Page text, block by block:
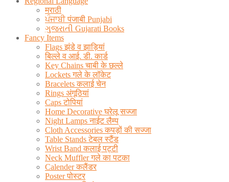
मराठी
ਪੰਜਾਬੀ पंजाबी Punjabi
ગુજરાતી Gujarati Books
Fancy Items
Flags झंडे व झाड़ियां
बिल्ले व आई. डी. कार्ड
Key Chains चाबी के छल्ले
Lockets गले के लॉकेट
Bracelets कलाई चेन
Rings अंगूठियां
Caps टोपियां
Home Decorative घरेलू सज्जा
Night Lamps नाईट लैम्प
Cloth Accessories कपड़ों की सज्जा
Table Stands टेबल स्टैंड
Wrist Band कलाई पट्टी
Neck Muffler गले का पटका
Calender कलैंडर
Poster पोस्टर